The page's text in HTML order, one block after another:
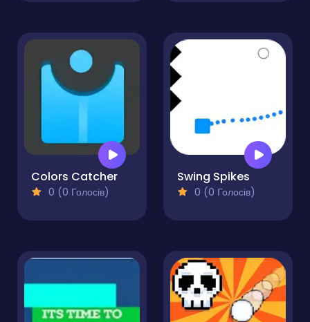
Colors Catcher
0 (0 Голосів)
Swing Spikes
0 (0 Голосів)